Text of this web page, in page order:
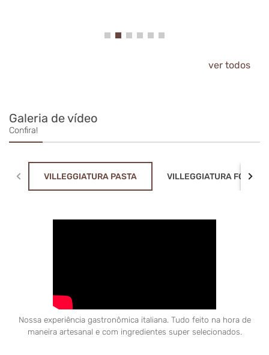
gastronomia, separados por entrada, prato principal
história de cada prato ou ingrediente usado, em um
ver todos
Galeria de vídeo
Confira!
VILLEGGIATURA PASTA VILLEGGIATURA FONDUE
Nossa experiência gastronômica italiana. Tudo feito na hora de
maneira artesanal e com ingredientes super selecionados.